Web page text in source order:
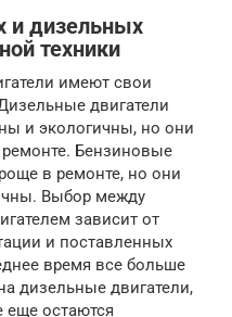
и дизельных
техники
имеют свои
двигатели
и экологичны, но они
Бензиновые
в ремонте, но они
Выбор между
зависит от
и поставленных
время все больше
дизельные двигатели,
еще остаются